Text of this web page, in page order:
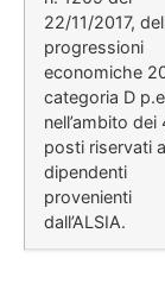
22/11/2017,
progressioni
economiche
categoria D
nell’ambito dei
posti riservati
dipendenti
provenienti
dall’ALSIA.